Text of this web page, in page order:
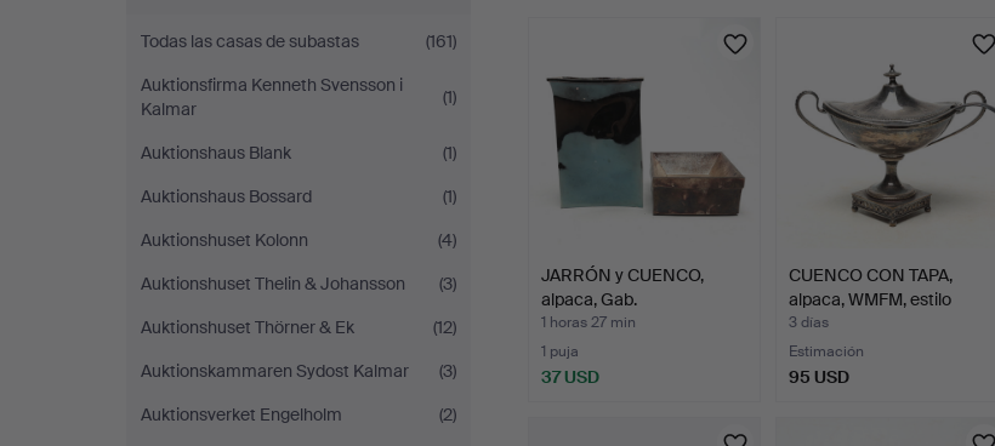
Todas las casas de subastas
(161)
Auktionsfirma Kenneth Svensson i
Kalmar
(1)
Auktionshaus Blank
(1)
Auktionshaus Bossard
(1)
Auktionshuset Kolonn
(4)
Auktionshuset Thelin & Johansson
(3)
Auktionshuset Thörner & Ek
(12)
Auktionskammaren Sydost Kalmar
(3)
Auktionsverket Engelholm
(2)
JARRÓN y CUENCO,
alpaca, Gab.
1 horas 27 min
1 puja
37 USD
CUENCO CON TAPA,
alpaca, WMFM, estilo
gust…
3 días
Estimación
95 USD